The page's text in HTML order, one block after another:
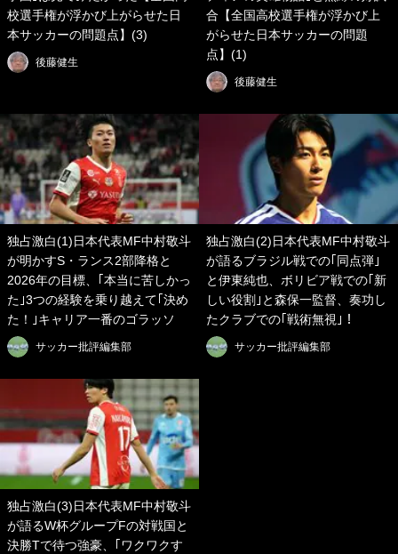
校選手権が浮かび上がらせた日
本サッカーの問題点】(3)
後藤健生
合【全国高校選手権が浮かび上
がらせた日本サッカーの問題
点】(1)
後藤健生
独占激白(1)日本代表MF中村敬斗
が明かすS・ランス2部降格と
2026年の目標、｢本当に苦しかっ
た｣3つの経験を乗り越えて｢決め
た！｣キャリア一番のゴラッソ
サッカー批評編集部
独占激白(2)日本代表MF中村敬斗
が語るブラジル戦での｢同点弾｣
と伊東純也、ボリビア戦での｢新
しい役割｣と森保一監督、奏功し
たクラブでの｢戦術無視｣！
サッカー批評編集部
独占激白(3)日本代表MF中村敬斗
が語るW杯グループFの対戦国と
決勝Tで待つ強豪、｢ワクワクす